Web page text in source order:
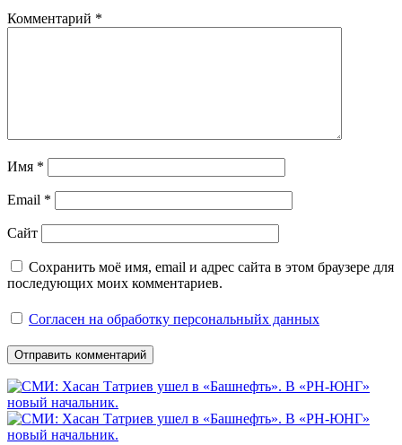
Комментарий *
Имя *
Email *
Сайт
Сохранить моё имя, email и адрес сайта в этом браузере для
последующих моих комментариев.
Согласен на обработку персональныйх данных